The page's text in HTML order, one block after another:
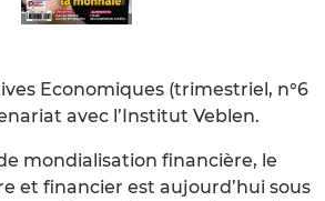
Economiques (trimestriel, n°6
avec l’Institut Veblen.
mondialisation financière, le
et financier est aujourd’hui sous